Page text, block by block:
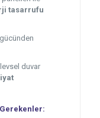
tasarrufu
duvar